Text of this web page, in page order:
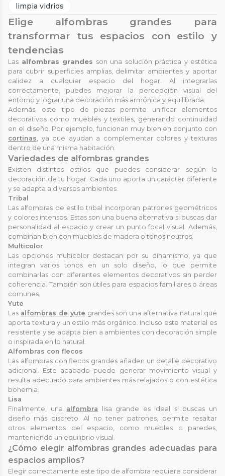
limpia vidrios
Elige alfombras grandes para
transformar tus espacios con estilo y
tendencias
Las alfombras grandes son una solución práctica y estética
para cubrir superficies amplias, delimitar ambientes y aportar
calidez a cualquier espacio del hogar. Al integrarlas
correctamente, puedes mejorar la percepción visual del
entorno y lograr una decoración más armónica y equilibrada.
Además, este tipo de piezas permite unificar elementos
decorativos como muebles y textiles, generando continuidad
en el diseño. Por ejemplo, funcionan muy bien en conjunto con
cortinas , ya que ayudan a complementar colores y texturas
dentro de una misma habitación.
Variedades de alfombras grandes
Existen distintos estilos que puedes considerar según la
decoración de tu hogar. Cada uno aporta un carácter diferente
y se adapta a diversos ambientes.
Tribal
Las alfombras de estilo tribal incorporan patrones geométricos
y colores intensos. Estas son una buena alternativa si buscas dar
personalidad al espacio y crear un punto focal visual. Además,
combinan bien con muebles de madera o tonos neutros.
Multicolor
Las opciones multicolor destacan por su dinamismo, ya que
integran varios tonos en un solo diseño, lo que permite
combinarlas con diferentes elementos decorativos sin perder
coherencia. También son útiles para espacios familiares o áreas
comunes.
Yute
Las alfombras de yute grandes son una alternativa natural que
aporta textura y un estilo más orgánico. Incluso este material es
resistente y se adapta bien a ambientes con decoración simple
o inspirada en lo natural.
Alfombras con flecos
Las alfombras con flecos grandes añaden un detalle decorativo
adicional. Este acabado puede generar movimiento visual y
resulta adecuado para ambientes más relajados o con estética
bohemia.
Lisa
Finalmente, una alfombra lisa grande es ideal si buscas un
diseño más discreto. Al no tener patrones, permite resaltar
otros elementos del espacio, como muebles o paredes,
manteniendo un equilibrio visual.
¿Cómo elegir alfombras grandes adecuadas para
espacios amplios?
Elegir correctamente este tipo de alfombra requiere considerar